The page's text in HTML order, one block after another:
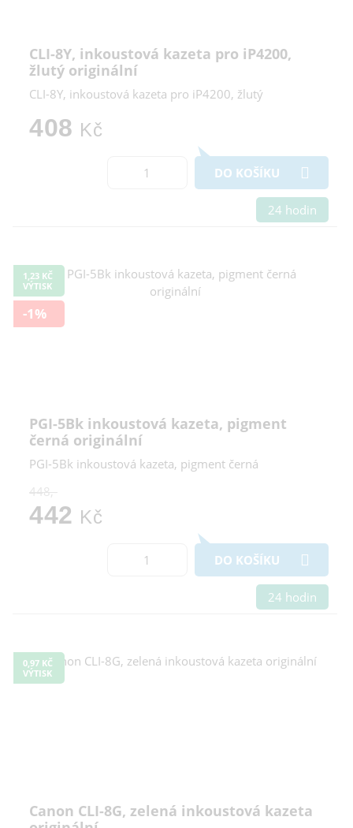
CLI-8Y, inkoustová kazeta pro iP4200,
žlutý originální
CLI-8Y, inkoustová kazeta pro iP4200, žlutý
408 Kč
DO KOŠÍKU
24 hodin
1,23 KČ
VÝTISK
-1%
PGI-5Bk inkoustová kazeta, pigment
černá originální
PGI-5Bk inkoustová kazeta, pigment černá
448,-
442 Kč
DO KOŠÍKU
24 hodin
0,97 KČ
VÝTISK
Canon CLI-8G, zelená inkoustová kazeta